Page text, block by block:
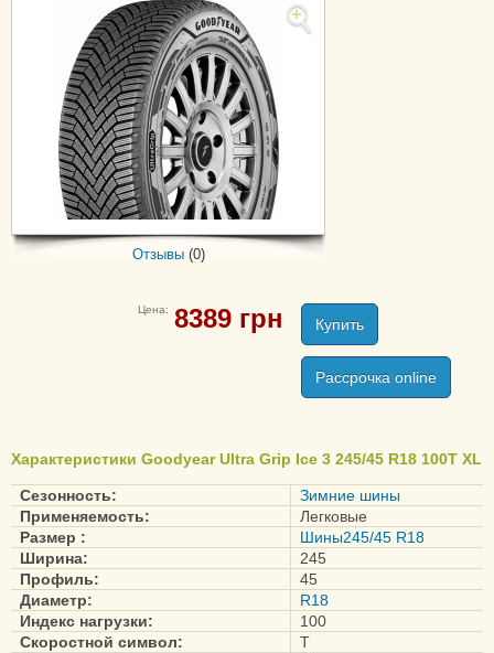
Ultra Grip Ice Arctic
Ultra Grip Ice Cargo
Ultra Grip Ice SUV Gen-
1
Ultra Grip Performance
Ultra Grip Performance
+
+ SUV
Ultra Grip Performance 3
Ultra Grip Performance
Ultra Grip Wrangler
Eagle F1 Asymmetric
Eagle F1 Asymmetric 2
Eagle F1 Asymmetric 2
SUV-4X4
Eagle F1 Asymmetric 3
Отзывы (0)
Цена: 8389 грн Купить
Рассрочка online
Характеристики Goodyear Ultra Grip Ice 3 245/45 R18 100T XL
Сезонность:
Зимние шины
Применяемость:
Легковые
Размер :
Шины245/45 R18
Ширина:
245
Профиль:
45
Диаметр:
R18
Индекс нагрузки:
100
Скоростной символ:
T